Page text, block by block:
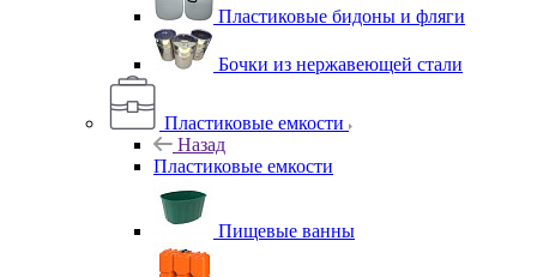
Пластиковые бидоны и фляги
Бочки из нержавеющей стали
Пластиковые емкости
Назад
Пластиковые емкости
Пищевые ванны